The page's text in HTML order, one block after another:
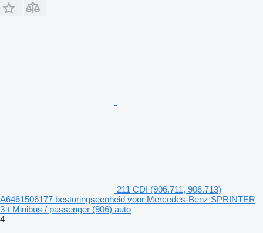
211 CDI (906.711, 906.713)
A6461506177 besturingseenheid voor Mercedes-Benz SPRINTER
3-t Minibus / passenger (906) auto
4